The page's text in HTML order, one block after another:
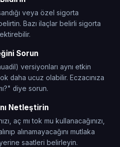
veya özel sigorta
Bazı ilaçlar belirli sigorta
Sorun
versiyonları aynı etkin
daha ucuz olabilir. Eczacınıza
diye sorun.
Netleştirin
aç mı tok mu kullanacağınızı,
alınamayacağını mutlaka
saatleri belirleyin.